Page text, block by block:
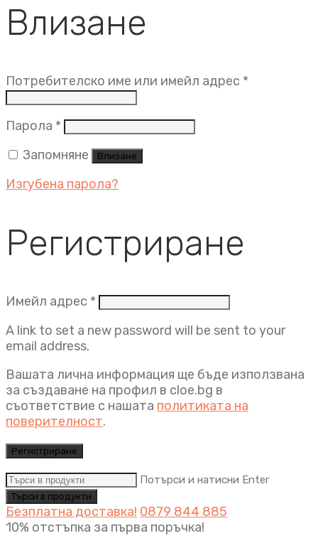
Влизане
Потребителско име или имейл адрес *
Парола * Задължително
Запомняне
Влизане
Изгубена парола?
Регистриране
Имейл адрес * Задължително
A link to set a new password will be sent to your
email address.
Вашата лична информация ще бъде използвана
за създаване на профил в cloe.bg в
съответствие с нашата политиката на
поверителност.
Регистриране
Потърси и натисни Enter
Безплатна доставка! 0879 844 885
10% отстъпка за първа поръчка!